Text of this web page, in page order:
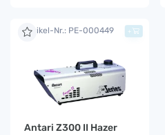
Artikel-Nr.: PE-000449
Antari Z300 II Hazer
+